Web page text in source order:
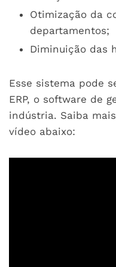
Otimização da
departamentos;
Diminuição das
Esse sistema pode
ERP, o software de
indústria. Saiba
vídeo abaixo: